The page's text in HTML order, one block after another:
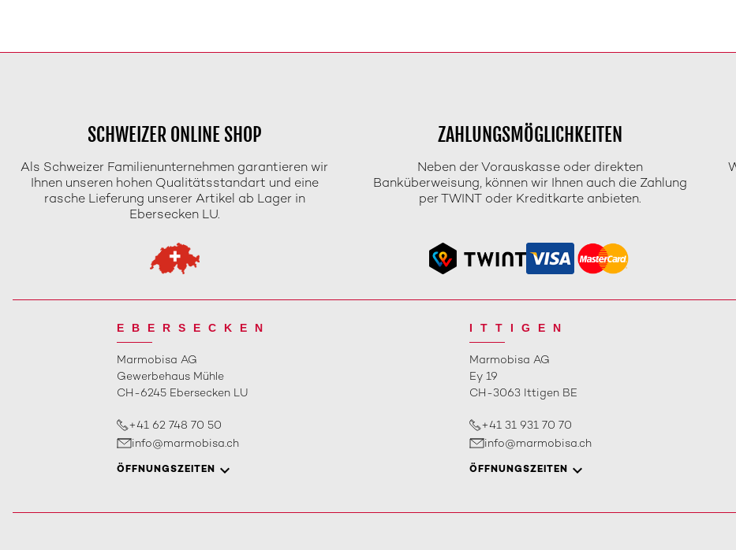
SCHWEIZER ONLINE SHOP
Als Schweizer Familienunternehmen garantieren wir
Ihnen unseren hohen Qualitätsstandart und eine
rasche Lieferung unserer Artikel ab Lager in
Ebersecken LU.
ZAHLUNGSMÖGLICHKEITEN
Neben der Vorauskasse oder direkten
Banküberweisung, können wir Ihnen auch die Zahlung
per TWINT oder Kreditkarte anbieten.
EBERSECKEN
Marmobisa AG
Gewerbehaus Mühle
CH-6245 Ebersecken LU
+41 62 748 70 50
info@marmobisa.ch
ÖFFNUNGSZEITEN
ITTIGEN
Marmobisa AG
Ey 19
CH-3063 Ittigen BE
+41 31 931 70 70
info@marmobisa.ch
ÖFFNUNGSZEITEN